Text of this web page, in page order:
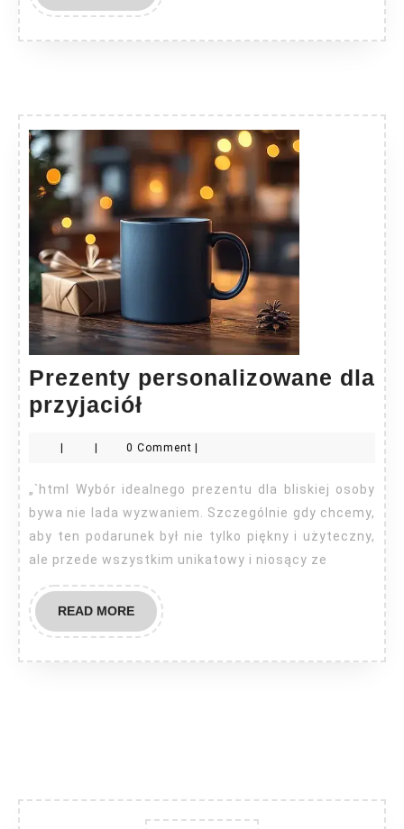
MORE
Prezenty personalizowane dla
przyjaciół
dla
przyjaciół
0 Comment
„`html Wybór idealnego prezentu dla bliskiej osoby
bywa nie lada wyzwaniem. Szczególnie gdy chcemy,
aby ten podarunek był nie tylko piękny i użyteczny,
ale przede wszystkim unikatowy i niosący ze
READ MOREREAD
MORE